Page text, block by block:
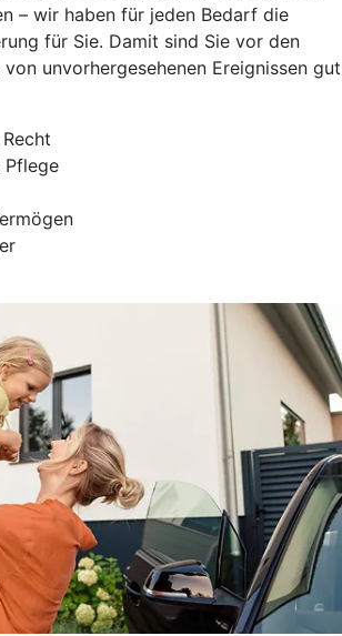
– wir haben für jeden Bedarf die
für Sie. Damit sind Sie vor den
unvorhergesehenen Ereignissen gut
Pflege